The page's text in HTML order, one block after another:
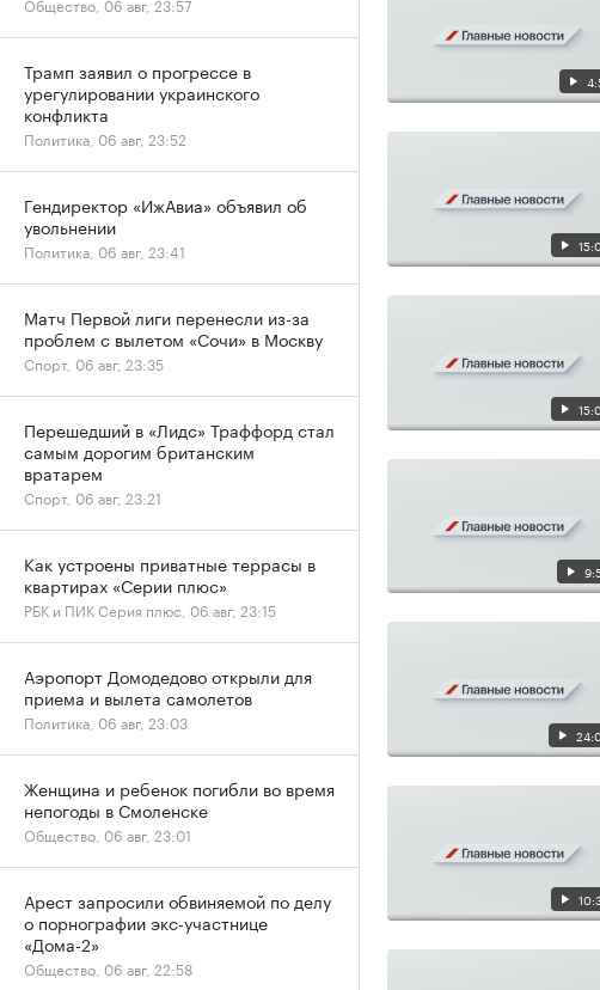
Трамп заявил о прогрессе в
урегулировании украинского
конфликта
Политика, 06 авг, 23:52
Гендиректор «ИжАвиа» объявил об
увольнении
Политика, 06 авг, 23:41
Матч Первой лиги перенесли из-за
проблем с вылетом «Сочи» в Москву
Спорт, 06 авг, 23:35
Перешедший в «Лидс» Траффорд стал
самым дорогим британским
вратарем
Спорт, 06 авг, 23:21
Как устроены приватные террасы в
квартирах «Серии плюс»
РБК и ПИК Серия плюс, 06 авг, 23:15
Аэропорт Домодедово открыли для
приема и вылета самолетов
Политика, 06 авг, 23:03
Женщина и ребенок погибли во время
непогоды в Смоленске
Общество, 06 авг, 23:01
Арест запросили обвиняемой по делу
о порнографии экс-участнице
«Дома-2»
Общество, 06 авг, 22:58